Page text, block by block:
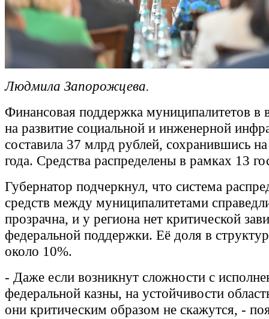
Людмила Запорожцева.
Финансовая поддержка муниципалитетов в
на развитие социальной и инженерной
составила 37 млрд рублей, сохранившись
года. Средства распределены в рамках 13
Губернатор подчеркнул, что система
средств между муниципалитетами
прозрачна, и у региона нет критической
федеральной поддержки. Её доля в
около 10%.
- Даже если возникнут сложности с
федеральной казны, на устойчивости
они критическим образом не скажутся, -